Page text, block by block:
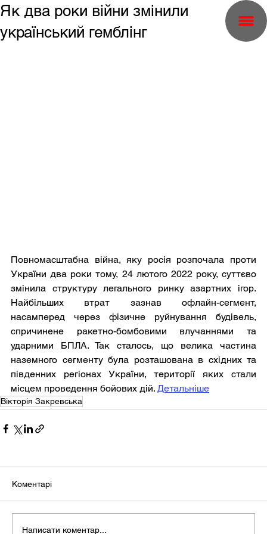
Як два роки війни змінили
український гемблінг
Повномасштабна війна, яку росія розпочала проти
України два роки тому, 24 лютого 2022 року, суттєво
змінила структуру легального ринку азартних ігор.
Найбільших втрат зазнав офлайн-сегмент,
насамперед через фізичне руйнування будівель,
спричинене ракетно-бомбовими влучаннями та
ударними БПЛА. Так сталось, що велика частина
наземного сегменту була розташована в східних та
південних регіонах України, території яких стали
місцем проведення бойових дій. Детальніше
Вікторія Закревська
Коментарі
Написати коментар...